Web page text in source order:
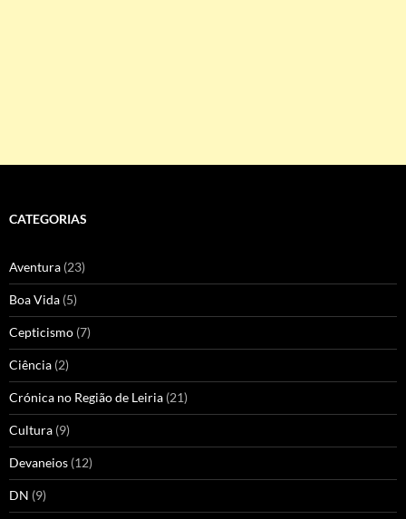
CATEGORIAS
Aventura (23)
Boa Vida (5)
Cepticismo (7)
Ciência (2)
Crónica no Região de Leiria (21)
Cultura (9)
Devaneios (12)
DN (9)